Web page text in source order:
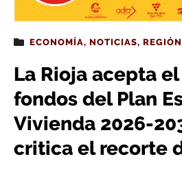
ECONOMÍA, NOTICIAS, REGIÓN
La Rioja acepta
fondos del Plan
Vivienda 2026-
critica el recorte